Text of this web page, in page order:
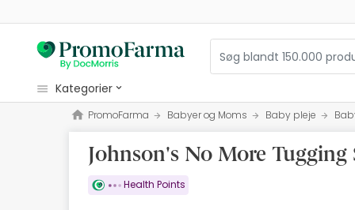
kategorier
kosmetiske
sundhed
hygiejne
PromoFarma Babyer og Moms Baby pleje
Johnson's No More
Health Points